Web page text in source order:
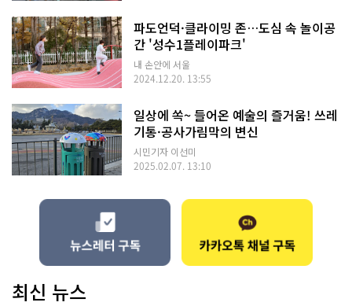
파도언덕·클라이밍 존…도심 속 놀이공
간 '성수1플레이파크'
내 손안에 서울
2024.12.20. 13:55
일상에 쏙~ 들어온 예술의 즐거움! 쓰레
기통·공사가림막의 변신
시민기자 이선미
2025.02.07. 13:10
최신 뉴스